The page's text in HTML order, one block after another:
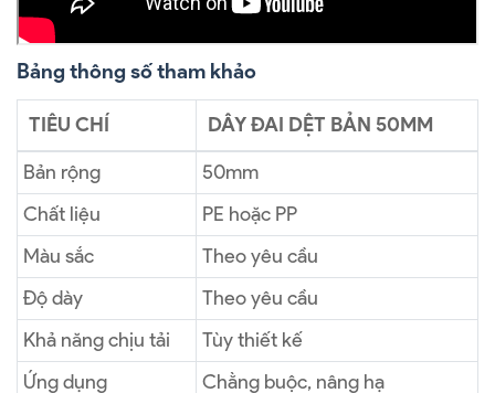
Bảng thông số tham khảo
TIÊU CHÍ
DÂY ĐAI DỆT BẢN 50MM
Bản rộng
50mm
Chất liệu
PE hoặc PP
Màu sắc
Theo yêu cầu
Độ dày
Theo yêu cầu
Khả năng chịu tải
Tùy thiết kế
Ứng dụng
Chằng buộc, nâng hạ